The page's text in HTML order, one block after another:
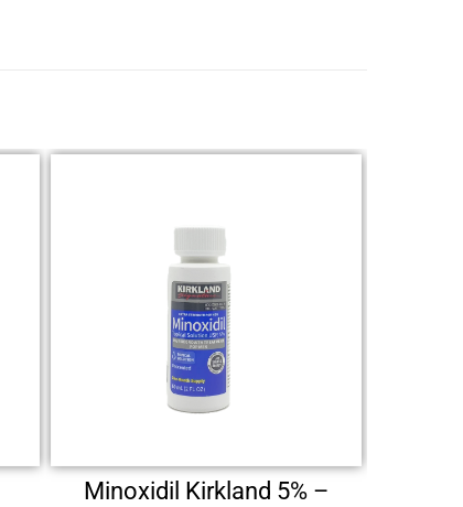
Minoxidil Kirkland 5% –